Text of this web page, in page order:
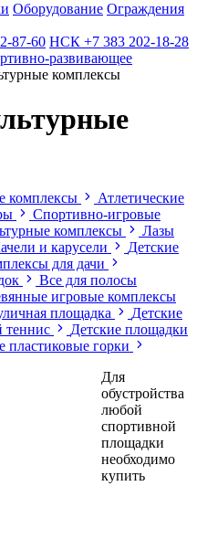
Оборудование Ограждения
87-60 НСК +7 383 202-18-28
развивающее
комплексы
комплексы
Атлетические
Спортивно-игровые
комплексы
Лазы
и карусели
Детские
для дачи
Все для полосы
игровые комплексы
площадка
Детские
теннис
Детские площадки
пластиковые горки
Для
обустройства
любой
спортивной
площадки
необходимо
купить